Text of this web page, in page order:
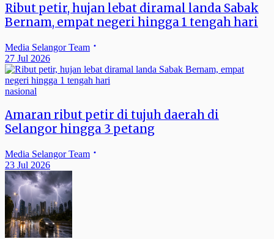
Ribut petir, hujan lebat diramal landa Sabak
Bernam, empat negeri hingga 1 tengah hari
Media Selangor Team
27 Jul 2026
nasional
Amaran ribut petir di tujuh daerah di
Selangor hingga 3 petang
Media Selangor Team
23 Jul 2026